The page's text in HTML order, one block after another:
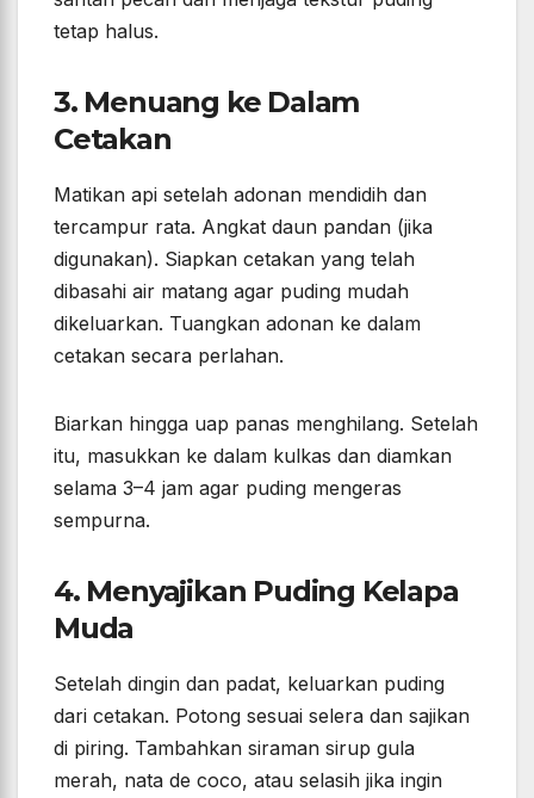
tetap halus.
3. Menuang ke Dalam
Cetakan
Matikan api setelah adonan mendidih dan
tercampur rata. Angkat daun pandan (jika
digunakan). Siapkan cetakan yang telah
dibasahi air matang agar puding mudah
dikeluarkan. Tuangkan adonan ke dalam
cetakan secara perlahan.
Biarkan hingga uap panas menghilang. Setelah
itu, masukkan ke dalam kulkas dan diamkan
selama 3–4 jam agar puding mengeras
sempurna.
4. Menyajikan Puding Kelapa
Muda
Setelah dingin dan padat, keluarkan puding
dari cetakan. Potong sesuai selera dan sajikan
di piring. Tambahkan siraman sirup gula
merah, nata de coco, atau selasih jika ingin